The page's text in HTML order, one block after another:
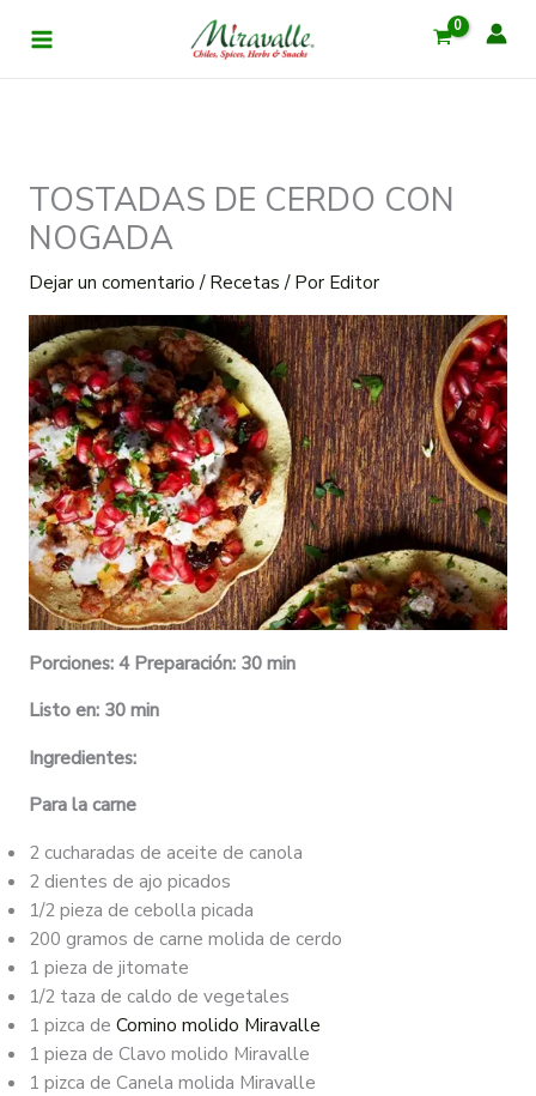
TOSTADAS DE CERDO CON
NOGADA
Dejar un comentario /Recetas/ Por Editor
Porciones: 4 Preparación: 30 min
Listo en: 30 min
Ingredientes:
Para la carne
2 cucharadas de aceite de canola
2 dientes de ajo picados
1/2 pieza de cebolla picada
200 gramos de carne molida de cerdo
1 pieza de jitomate
1/2 taza de caldo de vegetales
1 pizca de Comino molido Miravalle
1 pieza de Clavo molido Miravalle
1 pizca de Canela molida Miravalle